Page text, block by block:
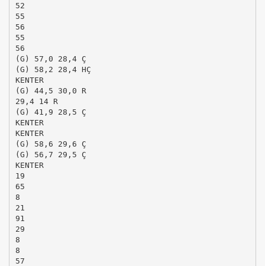
52
55
56
55
56
(G) 57,0 28,4 Ç
(G) 58,2 28,4 HÇ
KENTER
(G) 44,5 30,0 R
29,4 14 R
(G) 41,9 28,5 Ç
KENTER
KENTER
(G) 58,6 29,6 Ç
(G) 56,7 29,5 Ç
KENTER
19
65
8
21
91
29
8
8
57